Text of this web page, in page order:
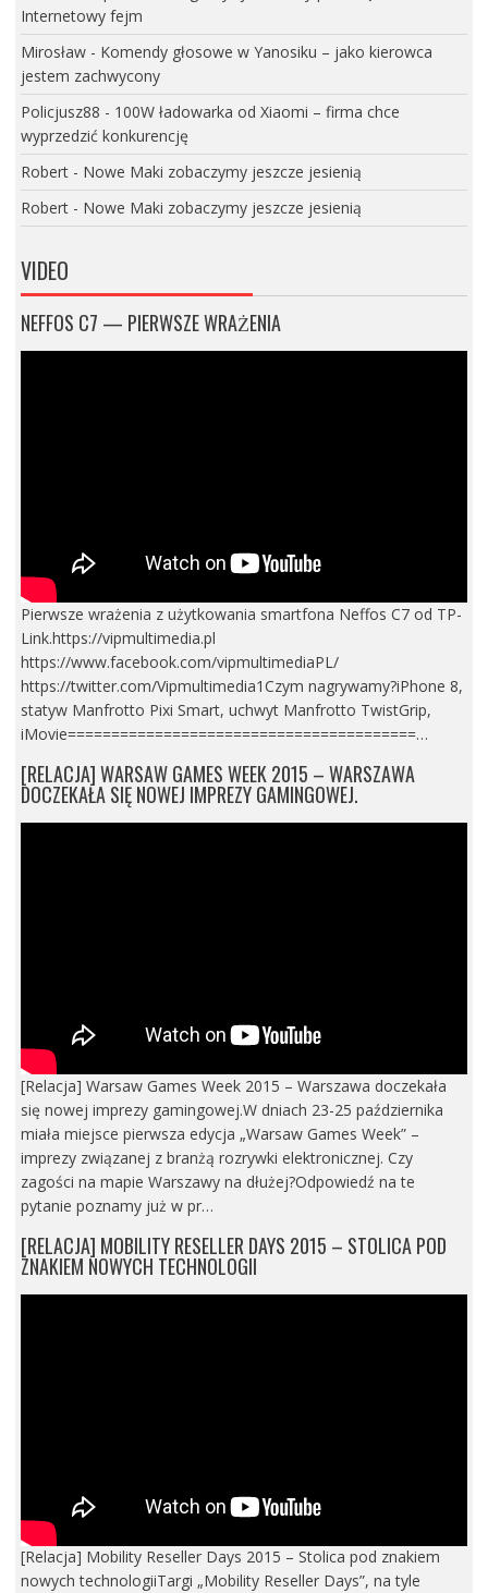
Internetowy fejm
Mirosław- Komendy głosowe w Yanosiku – jako kierowca
jestem zachwycony
Policjusz88 - 100W ładowarka od Xiaomi – firma chce
wyprzedzić konkurencję
Robert- Nowe Maki zobaczymy jeszcze jesienią
Robert- Nowe Maki zobaczymy jeszcze jesienią
VIDEO
NEFFOS C7 — PIERWSZE WRAŻENIA
Pierwsze wrażenia z użytkowania smartfona Neffos C7 od TP-
Link.https://vipmultimedia.pl
https://www.facebook.com/vipmultimediaPL/
https://twitter.com/Vipmultimedia1Czym nagrywamy?iPhone 8,
statyw Manfrotto Pixi Smart, uchwyt Manfrotto TwistGrip,
iMovie========================================…
[RELACJA] WARSAW GAMES WEEK 2015 – WARSZAWA
DOCZEKAŁA SIĘ NOWEJ IMPREZY GAMINGOWEJ.
[Relacja] Warsaw Games Week 2015 – Warszawa doczekała
się nowej imprezy gamingowej.W dniach 23-25 października
miała miejsce pierwsza edycja „Warsaw Games Week” –
imprezy związanej z branżą rozrywki elektronicznej. Czy
zagości na mapie Warszawy na dłużej?Odpowiedź na te
pytanie poznamy już w pr…
[RELACJA] MOBILITY RESELLER DAYS 2015 – STOLICA POD
ZNAKIEM NOWYCH TECHNOLOGII
[Relacja] Mobility Reseller Days 2015 – Stolica pod znakiem
nowych technologiiTargi „Mobility Reseller Days”, na tyle